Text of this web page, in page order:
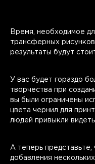
Время, необходимое
трансферных
результаты будут
У вас будет гораздо
творчества при
вы были ограничены
цвета чернил для
людей привыкли
А теперь
добавления